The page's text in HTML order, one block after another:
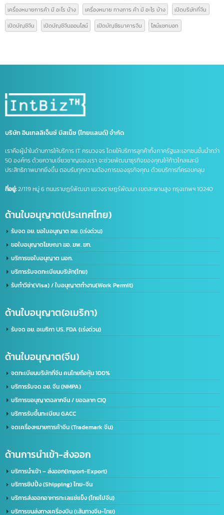
คนไทยเปิดบริษัทที่จีน
คำศัพท์โลจิสติกส์ คำศัพท์โลจิสติกส์น่ารู้ จดทะเบียนบริษัท
จดทะเบียนบริษัทที่จีน จดบริษัทจีน ถือหุ้น 100% จดบริษัทที่จีน จด อย จีน
บริการจดบริษัทในจีน บริษัทที่จีน ภาษีนำเข้าส่งออก
รวมคำศัพท์โลจิสติกส์
ส่งออกสินค้าไปจีน
หนังสือรับรองถิ่นกำเนิดสินค้า
เครื่องหมายการค้า มี อะไร บ้าง
เปิดบัญชีจีน
เปิดบัญชีจีนออนไลน์ เปิดบัญชีธนาคารจีน
บริษัท อินเทลลิเจ็นซ์ บีสเน็ซ (ไทยเเลนด์) จำกัด
เราคือผู้นำในด้านการให้บริการ IT ครบวงจร โดยให้บริการลูกค้าทั้งภาครัฐและเอกชนชั้นนำ
50 องค์กร ด้วยความเชี่ยวชาญของเรา จะช่วยพัฒนาธุรกิจของคุณให้ก้าวไกลและมี
ประสิทธิภาพมากยิ่งขึ้น ตอบรับทุกความต้องการของธุรกิจคุณ ด้วยบริการที่ครอบคลุม
ด้านใบอนุญาต(ประเทศไทย)
ขอใบอนุญาตโฆษณา ฆอ. ฆพ. ฆท.
บริการขอใบอนุญาต มอก.
บริการรับจดทะเบียนบริษัท(ไทย)
รับทำวีซ่า(Visa) / ใบอนุญาตทำงาน(Work Permit)
ด้านใบอนุญาต(อเมริกา)
รับจด​ อย.​ อเมริกา US. FDA​ (เร่งด่วน)
ด้านใบอนุญาต(จีน)
จดทะเบียนบริษัทที่จีน คนไทยถือหุ้น 100%
บริการรับจด อย. จีน (NMPA)